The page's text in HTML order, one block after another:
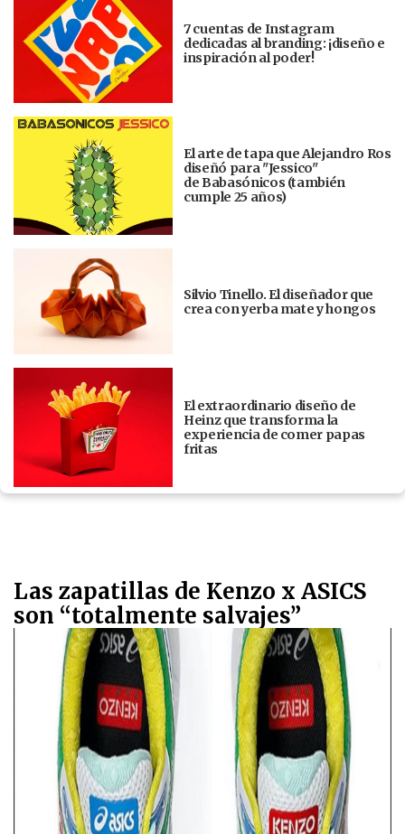
7 cuentas de Instagram
dedicadas al branding: ¡diseño e
inspiración al poder!
El arte de tapa que Alejandro Ros
diseñó para "Jessico"
de Babasónicos (también
cumple 25 años)
Silvio Tinello. El diseñador que
crea con yerba mate y hongos
El extraordinario diseño de
Heinz que transforma la
experiencia de comer papas
fritas
Las zapatillas de Kenzo x ASICS
son “totalmente salvajes”